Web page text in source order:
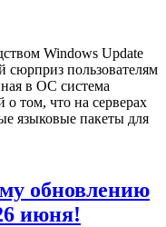
пользователям
в ОС система
о том, что на серверах
языковые пакеты для
обновлению
июня!